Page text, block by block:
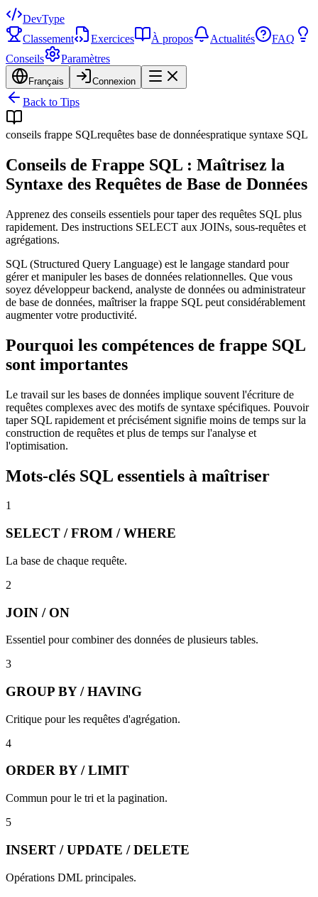
DevType
Classement
Exercices À propos Actualités
FAQ
Conseils
Paramètres
Français Connexion
Back to Tips
conseils frappe SQLrequêtes base de donnéespratique syntaxe SQL
Conseils de Frappe SQL : Maîtrisez la
Syntaxe des Requêtes de Base de Données
Apprenez des conseils essentiels pour taper des requêtes SQL plus
rapidement. Des instructions SELECT aux JOINs, sous-requêtes et
agrégations.
SQL (Structured Query Language) est le langage standard pour
gérer et manipuler les bases de données relationnelles. Que vous
soyez développeur backend, analyste de données ou administrateur
de base de données, maîtriser la frappe SQL peut considérablement
augmenter votre productivité.
Pourquoi les compétences de frappe SQL
sont importantes
Le travail sur les bases de données implique souvent l'écriture de
requêtes complexes avec des motifs de syntaxe spécifiques. Pouvoir
taper SQL rapidement et précisément signifie moins de temps sur la
construction de requêtes et plus de temps sur l'analyse et
l'optimisation.
Mots-clés SQL essentiels à maîtriser
1
SELECT / FROM / WHERE
La base de chaque requête.
2
JOIN / ON
Essentiel pour combiner des données de plusieurs tables.
3
GROUP BY / HAVING
Critique pour les requêtes d'agrégation.
4
ORDER BY / LIMIT
Commun pour le tri et la pagination.
5
INSERT / UPDATE / DELETE
Opérations DML principales.